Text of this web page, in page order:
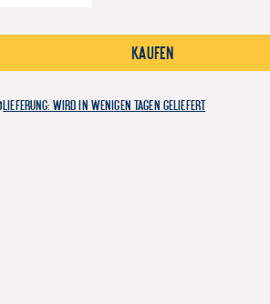
Kaufen
Lieferung: Wird in wenigen Tagen geliefert